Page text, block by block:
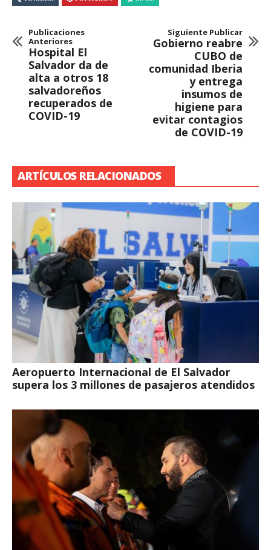
Publicaciones
Anteriores
Hospital El
Salvador da de
alta a otros 18
salvadoreños
recuperados de
COVID-19
Siguiente Publicar
Gobierno reabre
CUBO de
comunidad Iberia
y entrega
insumos de
higiene para
evitar contagios
de COVID-19
ARTÍCULOS RELACIONADOS
Aeropuerto Internacional de El Salvador
supera los 3 millones de pasajeros atendidos